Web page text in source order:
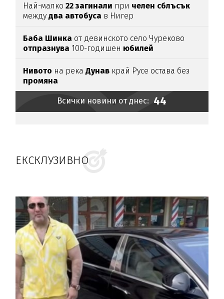
Най-малко22 загинали при челен сблъсък
междудва автобуса в Нигер
Баба Шинка от девинското село Чуреково
отпразнува 100-годишен юбилей
Нивото на рекаДунав край Русе остава без
промяна
Всички новини от днес: 44
ЕКСКЛУЗИВНО